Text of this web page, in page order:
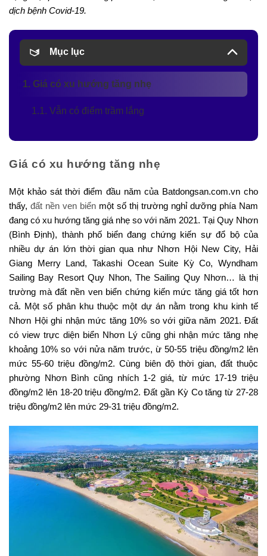
dịch bệnh Covid-19.
Mục lục
1. Giá có xu hướng tăng nhẹ
1.1. Vẫn có điểm trầm lắng
Giá có xu hướng tăng nhẹ
Một khảo sát thời điểm đầu năm của Batdongsan.com.vn cho
thấy, đất nền ven biển một số thị trường nghỉ dưỡng phía Nam
đang có xu hướng tăng giá nhẹ so với năm 2021. Tại Quy Nhơn
(Bình Định), thành phố biển đang chứng kiến sự đổ bộ của
nhiều dự án lớn thời gian qua như Nhơn Hội New City, Hải
Giang Merry Land, Takashi Ocean Suite Kỳ Co, Wyndham
Sailing Bay Resort Quy Nhon, The Sailing Quy Nhơn… là thị
trường mà đất nền ven biển chứng kiến mức tăng giá tốt hơn
cả. Một số phân khu thuộc một dự án nằm trong khu kinh tế
Nhơn Hội ghi nhận mức tăng 10% so với giữa năm 2021. Đất
có view trực diện biển Nhơn Lý cũng ghi nhận mức tăng nhẹ
khoảng 10% so với nửa năm trước, ừ 50-55 triệu đồng/m2 lên
mức 55-60 triệu đồng/m2. Cùng biên độ thời gian, đất thuộc
phường Nhơn Bình cũng nhích 1-2 giá, từ mức 17-19 triệu
đồng/m2 lên 18-20 triệu đồng/m2. Đất gần Kỳ Co tăng từ 27-28
triệu đồng/m2 lên mức 29-31 triệu đồng/m2.